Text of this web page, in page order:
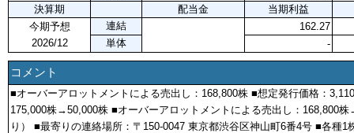
決算期
配当金
当期利益
今期予想
2026/12
連結
162.27
単体
-
コメント
■オーバーアロットメントによる売出し：168,800株 ■想定発行価格：
175,000株→50,000株 ■オーバーアロットメントによる売出し：168,800
り） ■最寄りの連絡場所：〒150‐0047 東京都渋谷区神山町6番4号 ■各種